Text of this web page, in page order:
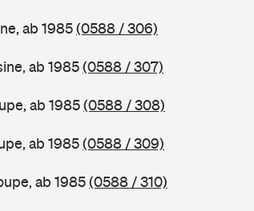
ab 1985(0588 / 306)
ab 1985(0588 / 307)
ab 1985(0588 / 308)
ab 1985(0588 / 309)
ab 1985(0588 / 310)